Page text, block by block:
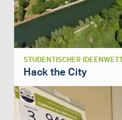
STUDENTISCHER
Hack the City